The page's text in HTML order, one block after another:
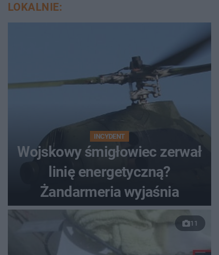
LOKALNIE:
INCYDENT
Wojskowy śmigłowiec zerwał
linię energetyczną?
Żandarmeria wyjaśnia
11